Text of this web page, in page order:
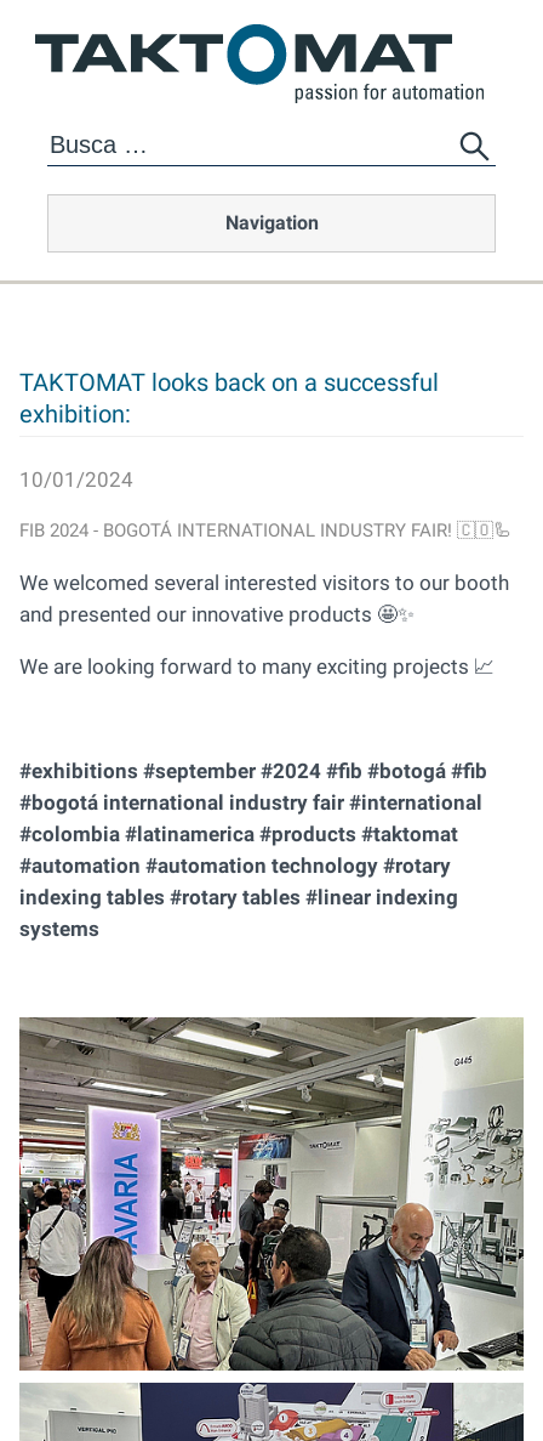
Navigation
TAKTOMAT looks back on a successful
exhibition:
10/01/2024
FIB 2024 - BOGOTÁ INTERNATIONAL INDUSTRY FAIR! 🇨🇴🦾
We welcomed several interested visitors to our booth
and presented our innovative products 🤩✨
We are looking forward to many exciting projects 📈
#exhibitions #september #2024 #fib #botogá #fib
#bogotá international industry fair #international
#colombia #latinamerica #products #taktomat
#automation #automation technology #rotary
indexing tables #rotary tables #linear indexing
systems